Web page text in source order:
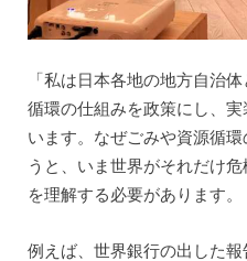
「私は日本各地の地方自治
循環の仕組みを政策にし、
います。なぜごみや資源循
うと、いま世界がそれだけ
を理解する必要があります。
例えば、世界銀行の出した